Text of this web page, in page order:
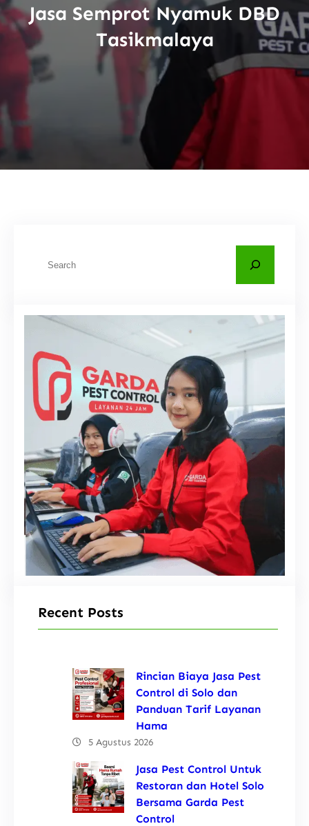
Jasa Semprot Nyamuk DBD
Tasikmalaya
i
Recent Posts
Rincian Biaya Jasa Pest
Control di Solo dan
Panduan Tarif Layanan
Hama
5 Agustus 2026
Jasa Pest Control Untuk
Restoran dan Hotel Solo
Bersama Garda Pest
Control